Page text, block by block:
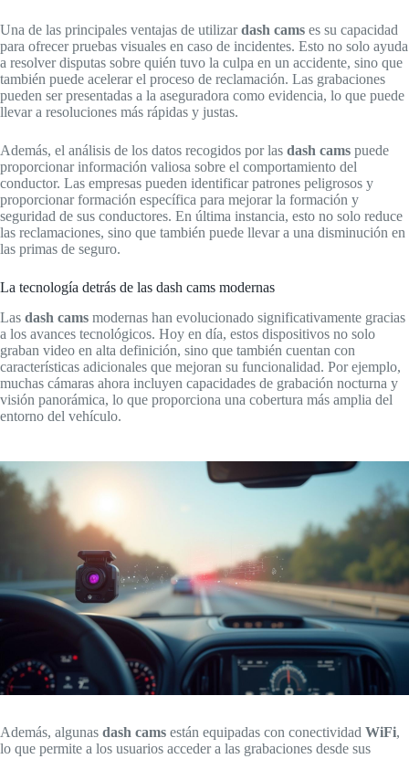
Una de las principales ventajas de utilizardash cams es su capacidad
para ofrecer pruebas visuales en caso de incidentes. Esto no solo ayuda
a resolver disputas sobre quién tuvo la culpa en un accidente, sino que
también puede acelerar el proceso de reclamación. Las grabaciones
pueden ser presentadas a la aseguradora como evidencia, lo que puede
llevar a resoluciones más rápidas y justas.
Además, el análisis de los datos recogidos por las dash cams puede
proporcionar información valiosa sobre el comportamiento del
conductor. Las empresas pueden identificar patrones peligrosos y
proporcionar formación específica para mejorar la formación y
seguridad de sus conductores. En última instancia, esto no solo reduce
las reclamaciones, sino que también puede llevar a una disminución en
las primas de seguro.
La tecnología detrás de las dash cams modernas
Las dash cams modernas han evolucionado significativamente gracias
a los avances tecnológicos. Hoy en día, estos dispositivos no solo
graban video en alta definición, sino que también cuentan con
características adicionales que mejoran su funcionalidad. Por ejemplo,
muchas cámaras ahora incluyen capacidades de grabación nocturna y
visión panorámica, lo que proporciona una cobertura más amplia del
entorno del vehículo.
Además, algunas dash cams están equipadas con conectividad WiFi,
lo que permite a los usuarios acceder a las grabaciones desde sus